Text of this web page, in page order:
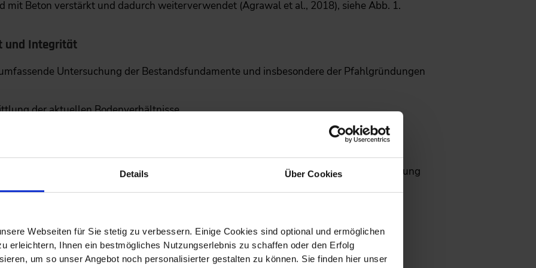
Details Über Cookies
Webseiten für Sie stetig zu verbessern. Einige Cookies sind optional und ermöglichen
erleichtern, Ihnen ein bestmögliches Nutzungserlebnis zu schaffen oder den Erfolg
um so unser Angebot noch personalisierter gestalten zu können. Sie finden hier unser
mit Beton verstärkt und dadurch weiterverwendet (Agrawal et al., 2018), siehe Abb. 1.
und Integrität
Untersuchung der Bestandsfundamente und insbesondere der Pfahlgründungen
der aktuellen Bodenverhältnisse.
Pfahlversuche (direkte Messung der Pfahlsetzung und des Pfahlwiderstandes),
Verfahren.
, Crosshole- und Ultraschall-Echo-Methoden sowie Bohrkernentnahmen zur Beurteilung
können Mikropfähle, Fundamentverbreiterungen oder Bodenverbesserungen wie